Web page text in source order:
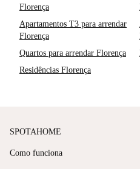
Florença
Apartamentos T3 para arrendar
Florença
Quartos para arrendar Florença
Residências Florença
SPOTAHOME
Como funciona